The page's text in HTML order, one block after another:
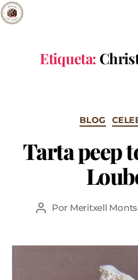
Etiqueta:
BLOG
Tarta peep
Por Meritxell